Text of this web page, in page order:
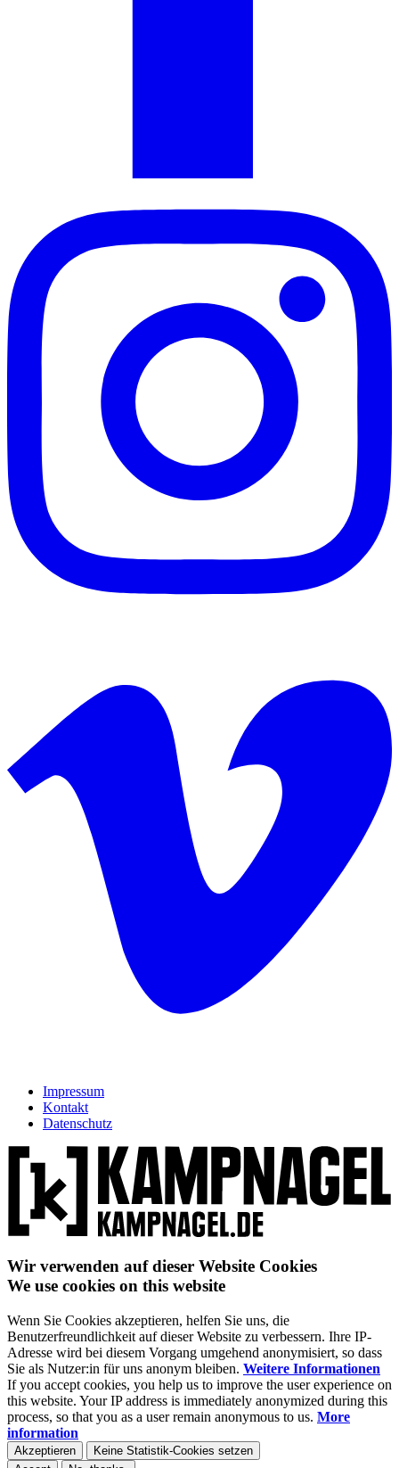
Impressum
Kontakt
Datenschutz
Wir verwenden auf dieser Website Cookies
We use cookies on this website
Wenn Sie Cookies akzeptieren, helfen Sie uns, die
Benutzerfreundlichkeit auf dieser Website zu verbessern. Ihre IP-
Adresse wird bei diesem Vorgang umgehend anonymisiert, so dass
Sie als Nutzer:in für uns anonym bleiben. Weitere Informationen
If you accept cookies, you help us to improve the user experience on
this website. Your IP address is immediately anonymized during this
process, so that you as a user remain anonymous to us. More
information